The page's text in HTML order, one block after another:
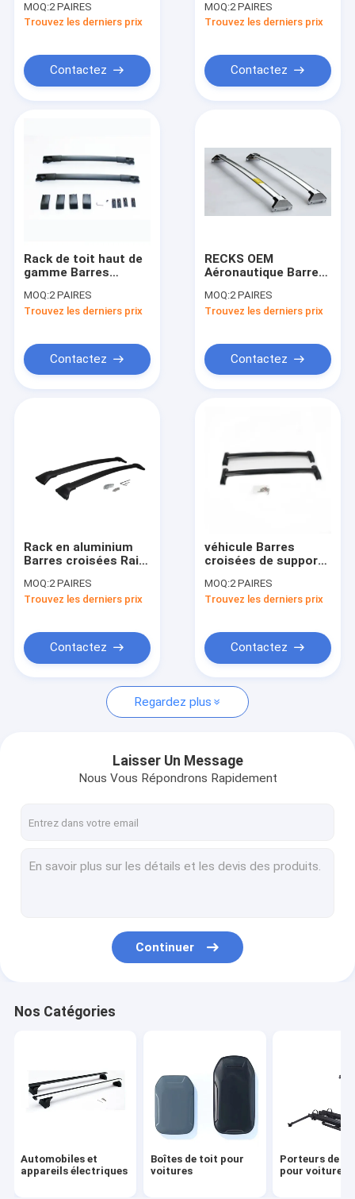
Vidéos
A propos de nous
Demande de soumission
Automobiles et appareils électriques
Porteurs de vélos pour voiture
Porteurs de skis à moteur
Autres accessoires
toit pour véhicule
pour HONDA
MOQ:2 PAIRES
Trouvez les derniers prix
Contactez
pour Nissan Rogue
2014 Barres croisées
MOQ:2 PAIRES
Trouvez les derniers prix
Contactez
Rack de toit haut de
gamme Barres
bagages sur le toit
de voiture pour
MOQ:2 PAIRES
Trouvez les derniers prix
Contactez
RECKS OEM
Aéronautique Barres
aluminium Réglage
de toit pour ACURA
MOQ:2 PAIRES
Trouvez les derniers prix
Contactez
Rack en aluminium
Barres croisées Rails
toit de voiture pour
Mazda CX-3 nouveau
MOQ:2 PAIRES
Trouvez les derniers prix
Contactez
véhicule Barres
croisées de support
pour HONDA CRV
2002-2006
MOQ:2 PAIRES
Trouvez les derniers prix
Contactez
Regardez plus
Laisser Un Message
Nous Vous Répondrons Rapidement
Continuer
Nos Catégories
Automobiles et
appareils électriques
Boîtes de toit pour
voitures
Porteurs de
pour voiture